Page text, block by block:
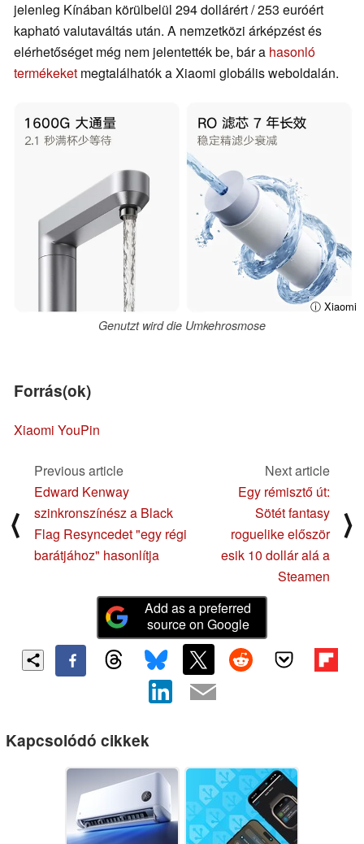
jelenleg Kínában körülbelül 294 dollárért / 253 euróért
kapható valutaváltás után. A nemzetközi árképzést és
elérhetőséget még nem jelentették be, bár a hasonló
termékeket megtalálhatók a Xiaomi globális weboldalán.
ⓘ Xiaomi
Genutzt wird die Umkehrosmose
Forrás(ok)
Xiaomi YouPin
⟨
Previous article
Edward Kenway
szinkronszínész a Black
Flag Resyncedet "egy régi
barátjához" hasonlítja
Next article
Egy rémisztő út:
Sötét fantasy
roguelike először
esik 10 dollár alá a
Steamen
⟩
Add as a preferred
source on Google
Kapcsolódó cikkek